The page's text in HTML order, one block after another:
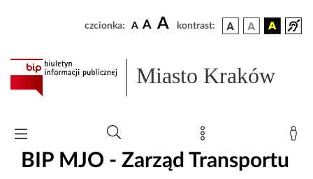
czcionka: A A A kontrast:
Miasto Kraków
BIP MJO - Zarząd Transportu